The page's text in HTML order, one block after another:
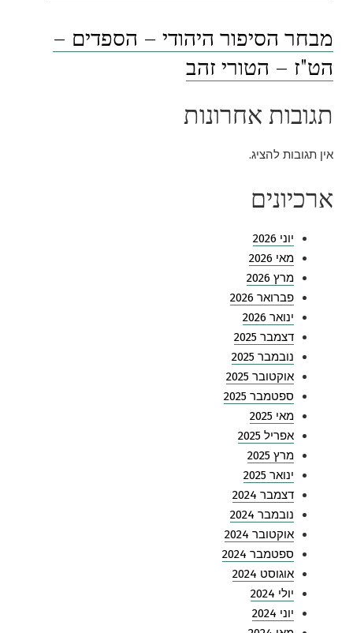
מבחר הסיפור היהודי – הספדים –
הט"ז – הטורי זהב
תגובות אחרונות
אין תגובות להציג.
ארכיונים
יוני 2026
מאי 2026
מרץ 2026
פברואר 2026
ינואר 2026
דצמבר 2025
נובמבר 2025
אוקטובר 2025
ספטמבר 2025
מאי 2025
אפריל 2025
מרץ 2025
ינואר 2025
דצמבר 2024
נובמבר 2024
אוקטובר 2024
ספטמבר 2024
אוגוסט 2024
יולי 2024
יוני 2024